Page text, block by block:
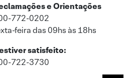
e Orientações
772-0202
feira das 09hs às 18hs
satisfeito:
722-3730